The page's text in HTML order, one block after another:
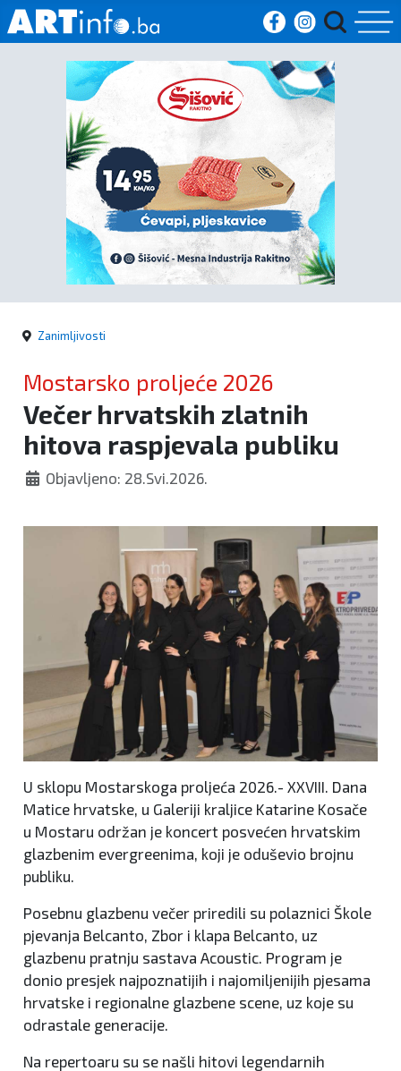
Početna
Vijesti
Sport
Kultura
Crna
kronika
Politika
Zanimljivosti
Zanimljivosti
Mostarsko proljeće 2026
Večer hrvatskih zlatnih
hitova raspjevala publiku
Objavljeno: 28.Svi.2026.
U sklopu Mostarskoga proljeća 2026.- XXVIII. Dana
Matice hrvatske, u Galeriji kraljice Katarine Kosače
u Mostaru održan je koncert posvećen hrvatskim
glazbenim evergreenima, koji je oduševio brojnu
publiku.
Posebnu glazbenu večer priredili su polaznici Škole
pjevanja Belcanto, Zbor i klapa Belcanto, uz
glazbenu pratnju sastava Acoustic. Program je
donio presjek najpoznatijih i najomiljenijih pjesama
hrvatske i regionalne glazbene scene, uz koje su
odrastale generacije.
Na repertoaru su se našli hitovi legendarnih